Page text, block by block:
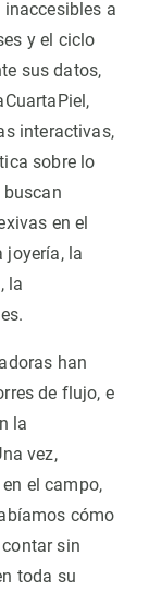
a
y el ciclo
sus datos,
interactivas,
sobre lo
en el
joyería, la
la
han
de flujo, e
la
vez,
el campo,
cómo
sin
toda su